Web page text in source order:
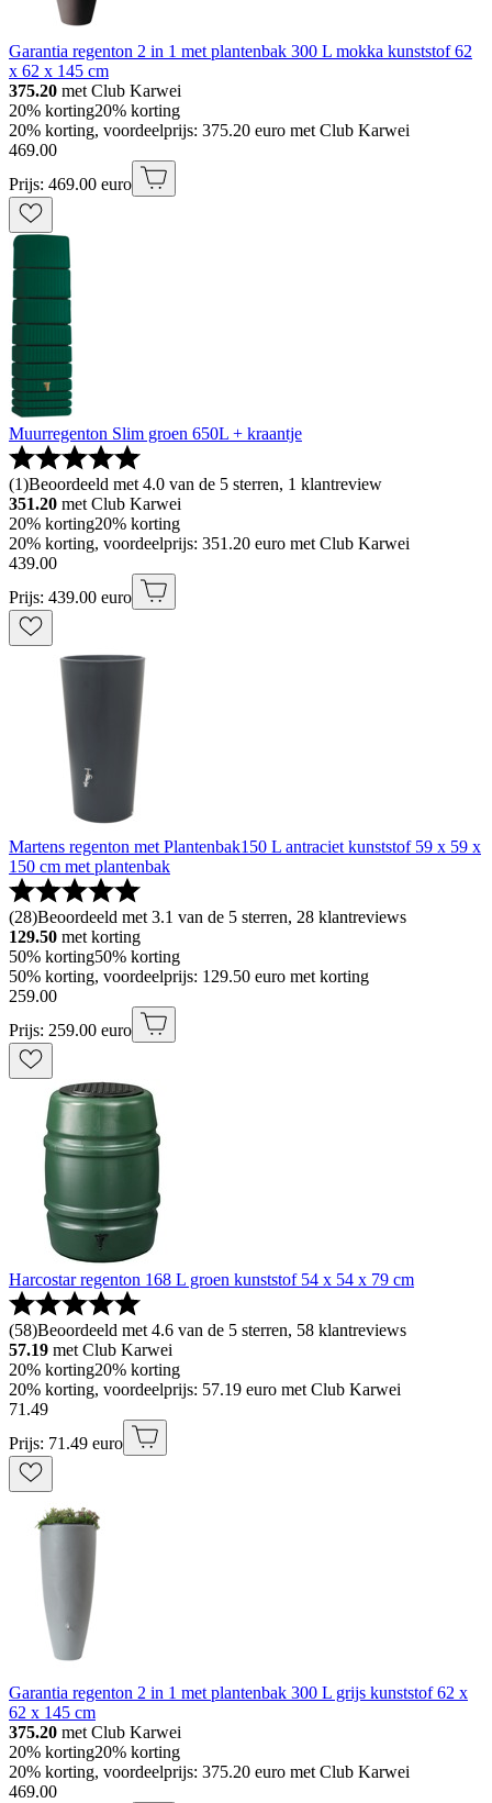
Garantia regenton 2 in 1 met plantenbak 300 L mokka kunststof 62
x 62 x 145 cm
375.20 met Club Karwei
20% korting20% korting
20% korting, voordeelprijs: 375.20 euro met Club Karwei
469.00
Prijs: 469.00 euro
Muurregenton Slim groen 650L + kraantje
(1)Beoordeeld met 4.0 van de 5 sterren, 1 klantreview
351.20 met Club Karwei
20% korting20% korting
20% korting, voordeelprijs: 351.20 euro met Club Karwei
439.00
Prijs: 439.00 euro
Martens regenton met Plantenbak150 L antraciet kunststof 59 x 59 x
150 cm met plantenbak
(28)Beoordeeld met 3.1 van de 5 sterren, 28 klantreviews
129.50 met korting
50% korting50% korting
50% korting, voordeelprijs: 129.50 euro met korting
259.00
Prijs: 259.00 euro
Harcostar regenton 168 L groen kunststof 54 x 54 x 79 cm
(58)Beoordeeld met 4.6 van de 5 sterren, 58 klantreviews
57.19 met Club Karwei
20% korting20% korting
20% korting, voordeelprijs: 57.19 euro met Club Karwei
71.49
Prijs: 71.49 euro
Garantia regenton 2 in 1 met plantenbak 300 L grijs kunststof 62 x
62 x 145 cm
375.20 met Club Karwei
20% korting20% korting
20% korting, voordeelprijs: 375.20 euro met Club Karwei
469.00